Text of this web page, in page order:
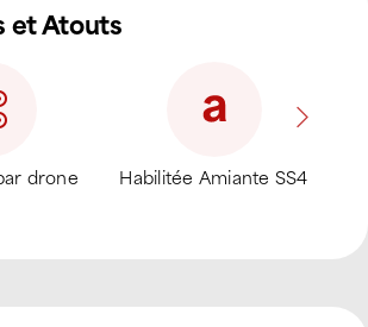
et Atouts
drone Habilitée Amiante SS4